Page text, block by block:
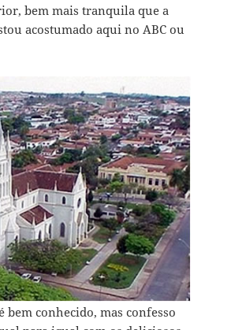
bem mais tranquila que a
acostumado aqui no ABC ou
bem conhecido, mas confesso